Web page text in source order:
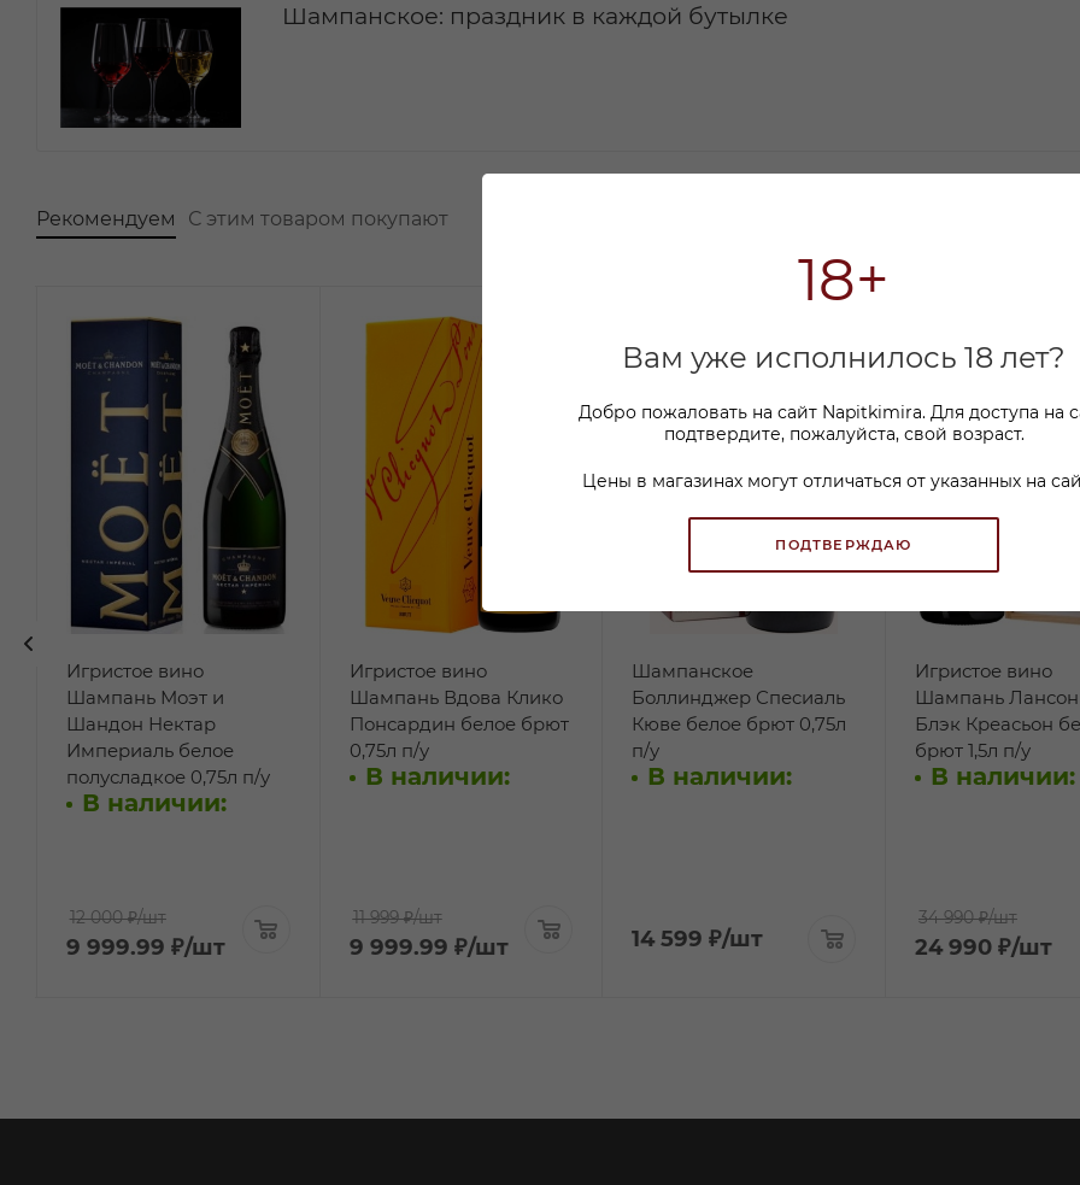
18+
Вам уже исполнилось 18 лет?
Добро пожаловать на сайт Napitkimira. Для доступа на
подтвердите, пожалуйста, свой возраст.
Цены в магазинах могут отличаться от указанных на
ПОДТВЕРЖДАЮ
Шампанское: праздник в каждой бутылке
Рекомендуем С этим товаром покупают
Игристое вино
Шампань Моэт и
Шандон Нектар
Империаль белое
полусладкое 0,75л п/у
В наличии:
12 000 ₽/шт
9 999.99 ₽/шт
Игристое вино
Шампань Вдова Клико
Понсардин белое брют
0,75л п/у
В наличии:
11 999 ₽/шт
9 999.99 ₽/шт
Шампанское
Боллинджер Спеcиаль
Кюве белое брют 0,75л
п/у
В наличии:
14 599 ₽/шт
Игристое вино
Шампань Лансон
Блэк Креасьон
брют 1,5л п/у
В наличии:
34 990 ₽/шт
24 990 ₽/шт